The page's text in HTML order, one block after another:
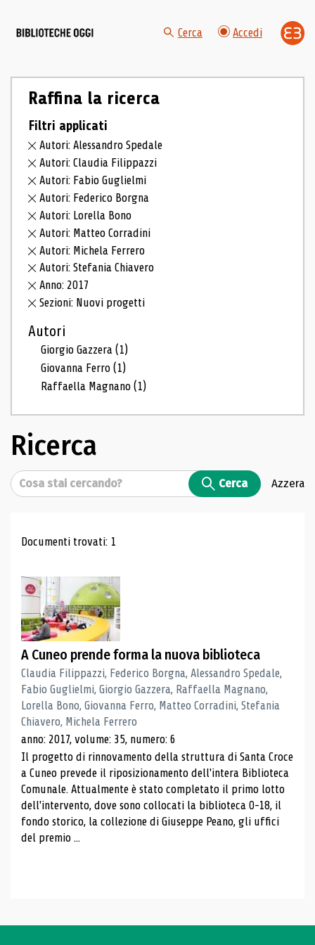
Cerca Accedi
Raffina la ricerca
Filtri applicati
Autori: Alessandro Spedale
Autori: Claudia Filippazzi
Autori: Fabio Guglielmi
Autori: Federico Borgna
Autori: Lorella Bono
Autori: Matteo Corradini
Autori: Michela Ferrero
Autori: Stefania Chiavero
Anno: 2017
Sezioni: Nuovi progetti
Autori
Giorgio Gazzera(1)
Giovanna Ferro(1)
Raffaella Magnano(1)
Ricerca
Cerca Cerca Azzera
Risultati di ricerca
Documenti trovati: 1
A Cuneo prende forma la nuova biblioteca
Claudia Filippazzi, Federico Borgna, Alessandro Spedale,
Fabio Guglielmi, Giorgio Gazzera, Raffaella Magnano,
Lorella Bono, Giovanna Ferro, Matteo Corradini, Stefania
Chiavero, Michela Ferrero
anno: 2017, volume: 35, numero: 6
Il progetto di rinnovamento della struttura di Santa Croce
a Cuneo prevede il riposizionamento dell'intera Biblioteca
Comunale. Attualmente è stato completato il primo lotto
dell'intervento, dove sono collocati la biblioteca 0-18, il
fondo storico, la collezione di Giuseppe Peano, gli uffici
del premio ...